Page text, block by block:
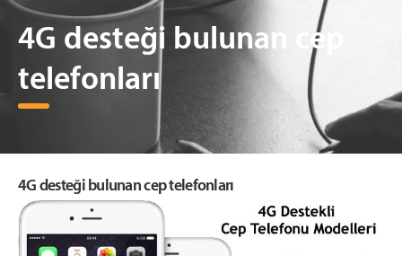
4G desteği bulunan cep
telefonları
4G desteği bulunan cep telefonları